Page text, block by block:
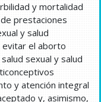
y mortalidad
prestaciones
y salud
el aborto
sexual y salud
y atención integral
y, asimismo,